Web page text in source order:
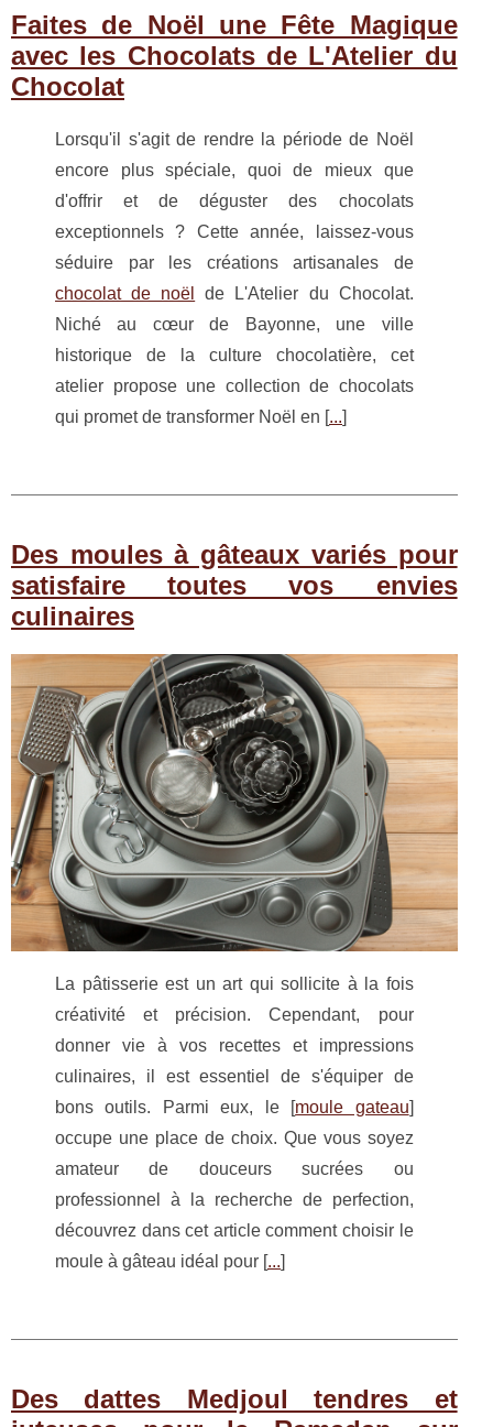
Faites de Noël une Fête Magique
avec les Chocolats de L'Atelier du
Chocolat
Lorsqu'il s'agit de rendre la période de Noël
encore plus spéciale, quoi de mieux que
d'offrir et de déguster des chocolats
exceptionnels ? Cette année, laissez-vous
séduire par les créations artisanales de
chocolat de noël
de L'Atelier du Chocolat.
Niché au cœur de Bayonne, une ville
historique de la culture chocolatière, cet
atelier propose une collection de chocolats
qui promet de transformer Noël en [...]
Des moules à gâteaux variés pour
satisfaire toutes vos envies
culinaires
La pâtisserie est un art qui sollicite à la fois
créativité et précision. Cependant, pour
donner vie à vos recettes et impressions
culinaires, il est essentiel de s'équiper de
bons outils. Parmi eux, le [moule gateau]
occupe une place de choix. Que vous soyez
amateur de douceurs sucrées ou
professionnel à la recherche de perfection,
découvrez dans cet article comment choisir le
moule à gâteau idéal pour [...]
Des dattes Medjoul tendres et